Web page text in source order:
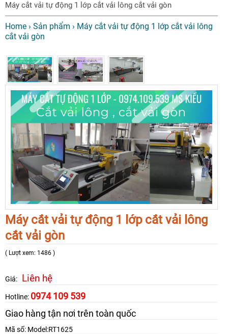
Máy cắt vải tự động 1 lớp cắt vải lông cắt vải gòn
Home › Sản phẩm › Máy cắt vải tự động 1 lớp cắt vải lông
cắt vải gòn
Máy cắt vải tự động 1 lớp cắt vải lông
cắt vải gòn
( Lượt xem: 1486 )
Giá: Liên hệ
Hotline: 0974 109 539
Giao hàng tận nơi trên toàn quốc
Mã số: Model:RT1625